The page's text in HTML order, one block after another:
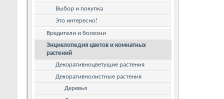
Выбор и покупка
Это интересно!
Вредители и болезни
Энциклопедия цветов и комнатных
растений
Декоративноцветущие растения
Декоративнолистные растения
Деревья